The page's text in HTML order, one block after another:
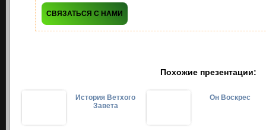
СВЯЗАТЬСЯ С НАМИ
Похожие презентации:
История Ветхого
Завета
Он Воскрес